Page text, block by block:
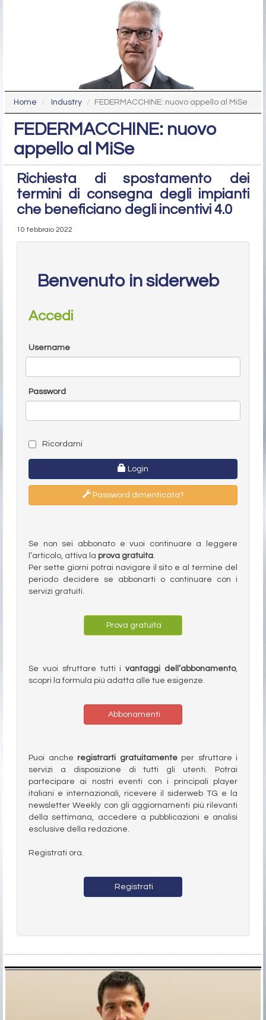
Home Industry FEDERMACCHINE: nuovo appello al MiSe
FEDERMACCHINE: nuovo
appello al MiSe
Richiesta di spostamento dei
termini di consegna degli impianti
che beneficiano degli incentivi 4.0
10 febbraio 2022
Benvenuto in siderweb
Accedi
Username
Password
Ricordami
Login
Password dimenticata?
Se non sei abbonato e vuoi continuare a leggere
l’articolo, attiva la prova gratuita.
Per sette giorni potrai navigare il sito e al termine del
periodo decidere se abbonarti o continuare con i
servizi gratuiti.
Prova gratuita
Se vuoi sfruttare tutti ivantaggi dell’abbonamento,
scopri la formula più adatta alle tue esigenze.
Abbonamenti
Puoi anche registrarti gratuitamenteper sfruttare i
servizi a disposizione di tutti gli utenti. Potrai
partecipare ai nostri eventi con i principali player
italiani e internazionali, ricevere il siderweb TG e la
newsletter Weekly con gli aggiornamenti più rilevanti
della settimana, accedere a pubblicazioni e analisi
esclusive della redazione.
Registrati ora.
Registrati